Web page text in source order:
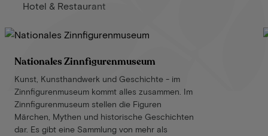
Hotel & Restaurant
Nationales Zinnfigurenmuseum
Kunst, Kunsthandwerk und Geschichte - im
Zinnfigurenmuseum kommt alles zusammen. Im
Zinnfigurenmuseum stellen die Figuren
Märchen, Mythen und historische Geschichten
dar. Es gibt eine Sammlung von mehr als